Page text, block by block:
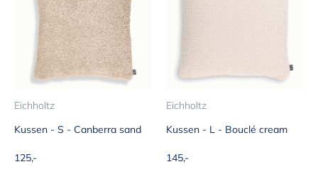
Eichholtz
Kussen - S - Canberra sand
Aanbiedingsprijs
125,-
Eichholtz
Kussen - L - Bouclé cream
Aanbiedingsprijs
145,-